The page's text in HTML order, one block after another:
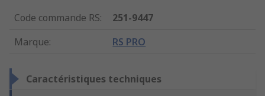
Code commande RS:
251-9447
Marque: RS PRO
Caractéristiques techniques